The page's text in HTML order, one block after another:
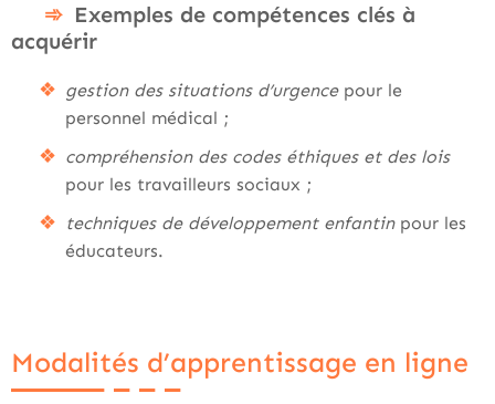
Exemples de compétences clés à
acquérir
gestion des situations d’urgencepour le
personnel médical ;
compréhension des codes éthiques et des lois
pour les travailleurs sociaux ;
techniques de développement enfantinpour les
éducateurs.
Modalités d’apprentissage en ligne